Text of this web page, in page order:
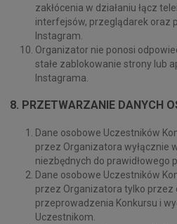
zakłócenia w działaniu łącz
interfejsów, przeglądarek oraz
Instagram.
Organizator nie ponosi
stałe zablokowanie strony lub
Instagrama.
8. PRZETWARZANIE DANYCH
Dane osobowe Uczestników
przez Organizatora wyłącznie
niezbędnych do prawidłowego
Dane osobowe Uczestników
przez Organizatora tylko przez
przeprowadzenia Konkursu i
Uczestnikom.